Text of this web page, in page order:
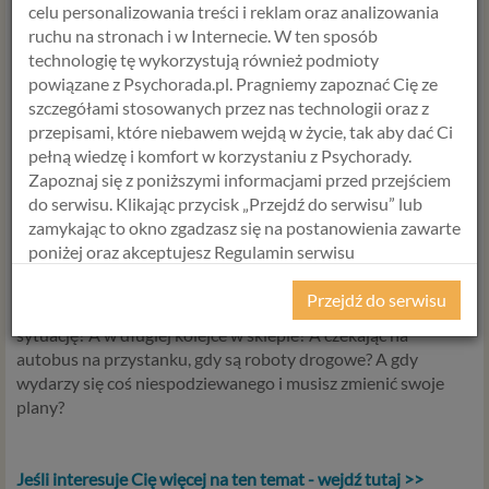
Nie zawsze jest łatwo w ten sposób podejść do każdego
wydarzenia. Te szczególnie bolesne czasem trzeba najpierw
przeżyć, dając sobie przestrzeń na ból czy rozpacz. Jednak
akceptacja pozwala ze spokojem przyjąć nawet tego rodzaju
własne reakcje.
Swój poziom akceptacji możesz przetestować w typowych
sytuacjach, gdzie nie mamy kontroli. Jak się czujesz i
zachowujesz w korku? Czy potrafisz odpuścić i zaakceptować
sytuację? A w długiej kolejce w sklepie? A czekając na
autobus na przystanku, gdy są roboty drogowe? A gdy
wydarzy się coś niespodziewanego i musisz zmienić swoje
plany?
Jeśli interesuje Cię więcej na ten temat - wejdź tutaj >>
celu personalizowania treści i reklam oraz analizowania
ruchu na stronach i w Internecie. W ten sposób
technologię tę wykorzystują również podmioty
powiązane z Psychorada.pl. Pragniemy zapoznać Cię ze
szczegółami stosowanych przez nas technologii oraz z
przepisami, które niebawem wejdą w życie, tak aby dać Ci
pełną wiedzę i komfort w korzystaniu z Psychorady.
Zapoznaj się z poniższymi informacjami przed przejściem
do serwisu. Klikając przycisk „Przejdź do serwisu” lub
zamykając to okno zgadzasz się na postanowienia zawarte
poniżej oraz akceptujesz Regulamin serwisu
Psychorada.pl i Politykę Prywatności.
Z dniem 25 maja 2018 r. rozpoczyna obowiązywanie
Rozporządzenie Parlamentu Europejskiego i Rady (UE)
2016/679 z dnia 27 kwietnia 2016 r. w sprawie ochrony
danych oraz uchylenia dyrektywy 95/46/WE (określane
Przejdź do serwisu